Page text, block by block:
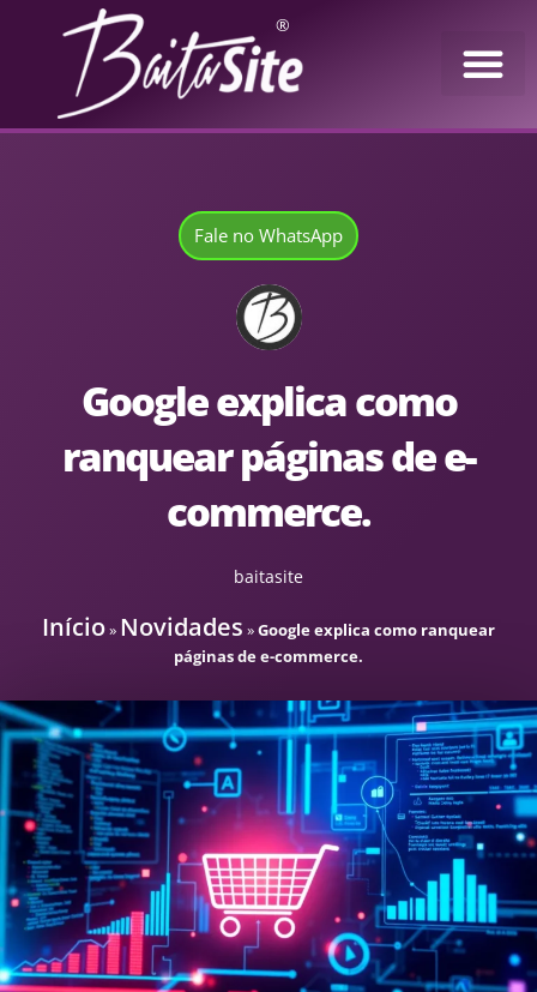
®
Fale no WhatsApp
Google explica como
ranquear páginas de e-
commerce.
baitasite
Início» Novidades »Google explica como ranquear
páginas de e-commerce.